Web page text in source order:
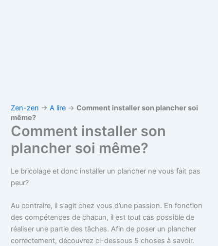
Zen-zen →A lire →Comment installer son plancher soi
même?
Comment installer son
plancher soi même?
Le bricolage et donc installer un plancher ne vous fait pas
peur?
Au contraire, il s’agit chez vous d’une passion. En fonction
des compétences de chacun, il est tout cas possible de
réaliser une partie des tâches. Afin de poser un plancher
correctement, découvrez ci-dessous 5 choses à savoir.